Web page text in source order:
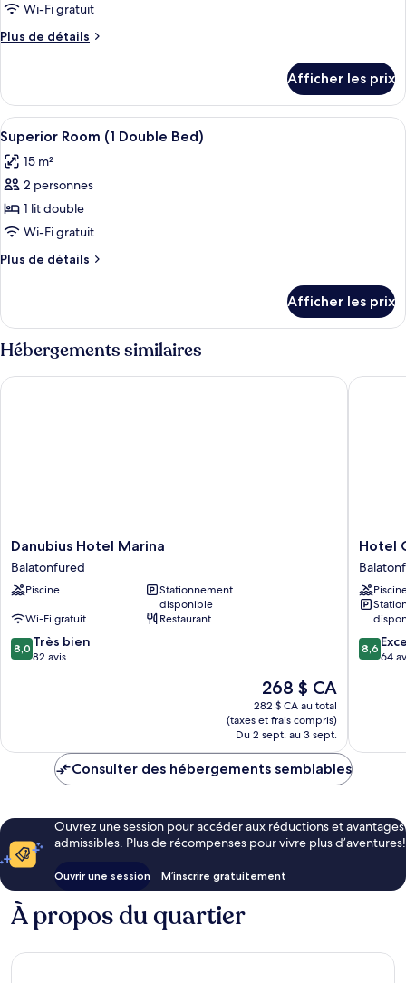
Wi-Fi gratuit
Plus de détails
Plus
Chambre
Afficher les prix
Afficher
toutes
les
photos
pour
ce
type
de
Superior
Room
(1
Double
Coffre-fort pour ordinateur portable,
7
Superior Room (1 Double Bed)
15 m²
2 personnes
1 lit double
Wi-Fi gratuit
Plus de détails
Plus
Superior
Room
(1
Double
Bed)
Afficher les prix
Hébergements similaires
Danubius
Hotel
Marina
Balatonfured
Danubius Hotel Marina
Balatonfured
Piscine
Stationnement
disponible
Wi-Fi gratuit
Restaurant
8.0
sur
8,0 Très bien
82 avis
Le
prix
est
de
268 $ CA
268 $ CA
282 $ CA au total
(taxes et frais compris)
Du 2 sept. au 3 sept.
Danubius Hotel Marina
Hotel
Golden
Lake
Resort
Hotel
8.6
sur
8,6
64
Hotel
Consulter des hébergements semblables
Ouvrez une session pour accéder aux réductions et avantages
admissibles. Plus de récompenses pour vivre plus d’aventures!
Ouvrir une session M’inscrire gratuitement
À propos du quartier